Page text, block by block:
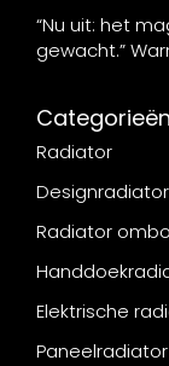
“Nu uit: het
gewacht.”
Categorieën
Radiator
Designradiator
Radiator
Elektrische
Paneelradiator